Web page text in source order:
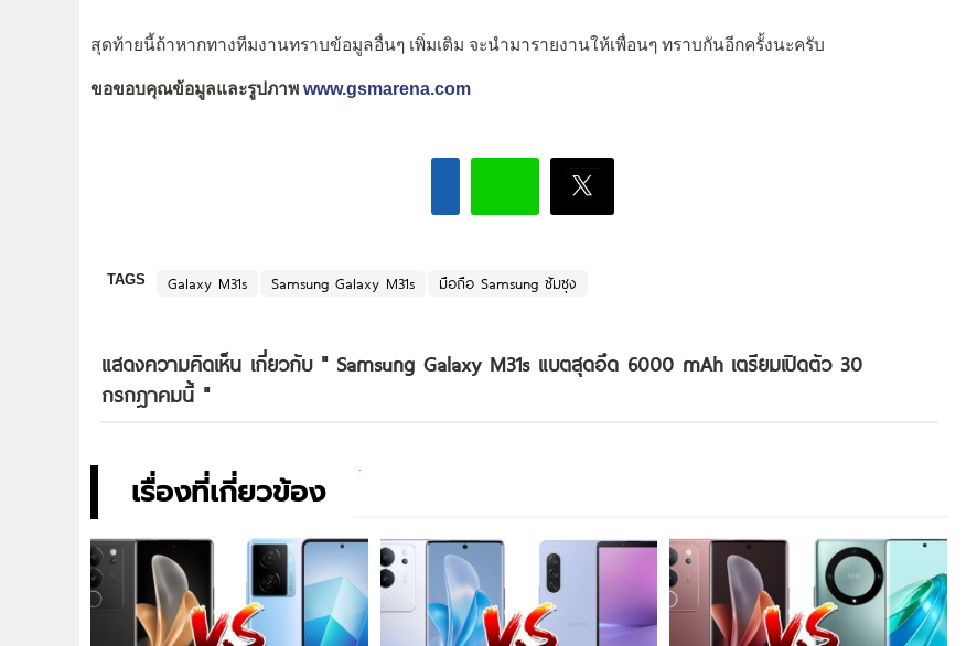
สุดท้ายนี้ถ้าหากทางทีมงานทราบข้อมูลอื่นๆ เพิ่มเติม จะนำมารายงานให้เพื่อนๆ ทราบกันอีกครั้งนะครับ
ขอขอบคุณข้อมูลและรูปภาพ www.gsmarena.com
TAGS Galaxy M31s Samsung Galaxy M31s มือถือ Samsung ซัมซุง
แสดงความคิดเห็น เกี่ยวกับ " Samsung Galaxy M31s แบตสุดอึด 6000 mAh เตรียมเปิดตัว 30
กรกฎาคมนี้ "
เรื่องที่เกี่ยวข้อง